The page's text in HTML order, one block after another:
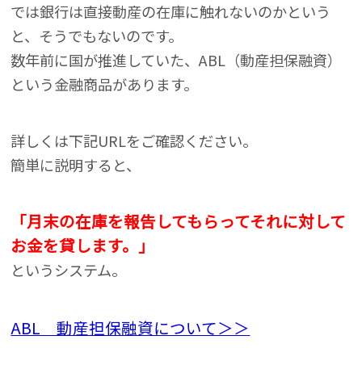
では銀行は直接動産の在庫に触れないのかという
と、そうでもないのです。
数年前に国が推進していた、ABL（動産担保融資）
という金融商品があります。
詳しくは下記URLをご確認ください。
簡単に説明すると、
「月末の在庫を報告してもらってそれに対して
お金を貸します。」
というシステム。
ABL 動産担保融資について＞＞